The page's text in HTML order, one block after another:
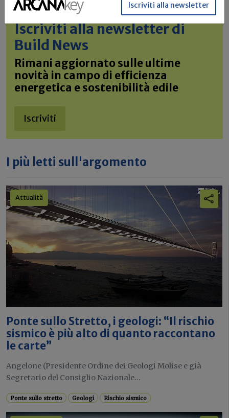
Iscriviti alla newsletter di
Build News
Rimani aggiornato sulle ultime
novità in campo di efficienza
energetica e sostenibilità edile
Iscriviti
I più letti sull'argomento
Attualità
Ponte sullo Stretto, i geologi: “Il rischio
sismico è più alto di quanto raccontano
le carte”
Angelone (Presidente Ordine dei Geologi Molise e già
Segretario del Consiglio Nazionale...
Ponte sullo stretto Geologi Rischio sismico
Iscriviti alla newsletter